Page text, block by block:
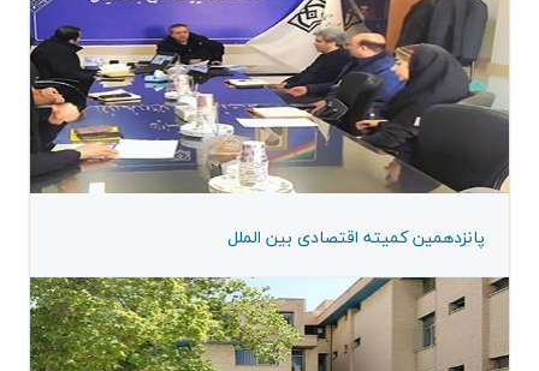
پانزدهمین كمیته اقتصادی بین الملل